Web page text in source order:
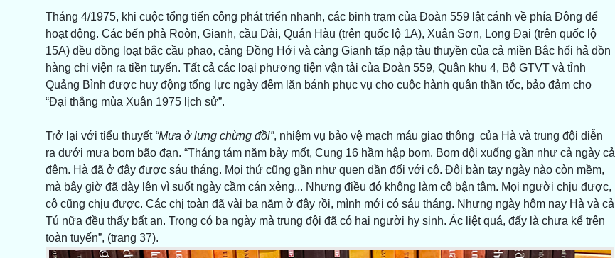
Tháng 4/1975, khi cuộc tổng tiến công phát triển nhanh, các binh trạm của Đoàn 559 lật cánh về phía Đông để
hoạt động. Các bến phà Roòn, Gianh, cầu Dài, Quán Hàu (trên quốc lộ 1A), Xuân Sơn, Long Đại (trên quốc lộ
15A) đều đồng loạt bắc cầu phao, cảng Đồng Hới và cảng Gianh tấp nập tàu thuyền của cả miền Bắc hối hả dồn
hàng chi viện ra tiền tuyến. Tất cả các loại phương tiện vận tải của Đoàn 559, Quân khu 4, Bộ GTVT và tỉnh
Quảng Bình được huy động tổng lực ngày đêm lăn bánh phục vụ cho cuộc hành quân thần tốc, bảo đảm cho
“Đại thắng mùa Xuân 1975 lịch sử”.
Trở lại với tiểu thuyết “Mưa ở lưng chừng đồi”, nhiệm vụ bảo vệ mạch máu giao thông của Hà và trung đội diễn
ra dưới mưa bom bão đạn. “Tháng tám năm bảy mốt, Cung 16 hầm hập bom. Bom dội xuống gần như cả ngày cả
đêm. Hà đã ở đây được sáu tháng. Mọi thứ cũng gần như quen dần đối với cô. Đôi bàn tay ngày nào còn mềm,
mà bây giờ đã dày lên vì suốt ngày cầm cán xẻng... Nhưng điều đó không làm cô bận tâm. Mọi người chịu được,
cô cũng chịu được. Các chị toàn đã vài ba năm ở đây rồi, mình mới có sáu tháng. Nhưng ngày hôm nay Hà và cả
Tú nữa đều thấy bất an. Trong có ba ngày mà trung đội đã có hai người hy sinh. Ác liệt quá, đấy là chưa kể trên
toàn tuyến”, (trang 37).